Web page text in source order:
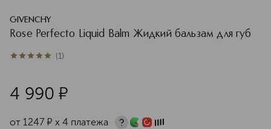
GIVENCHY
Rose Perfecto Liquid Balm Жидкий бальзам для губ
5из 51 (1)
4 990 ¤
от 1247 ¤ х 4 платежа